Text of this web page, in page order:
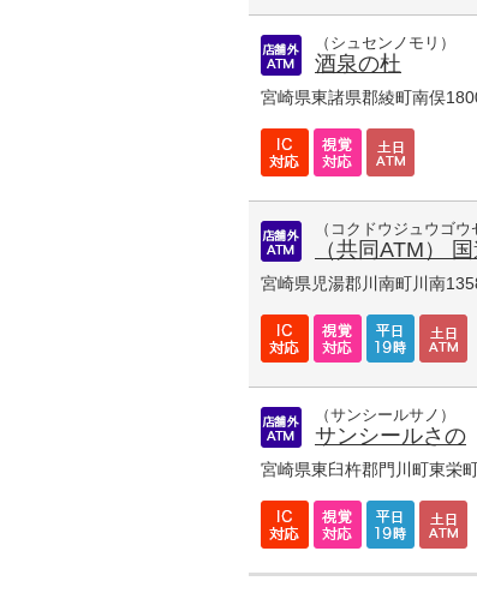
（シュセンノモリ）
酒泉の杜
宮崎県東諸県郡綾町南俣
（コクドウジュウゴ
（共同ATM）
宮崎県児湯郡川南町川南
（サンシールサノ）
サンシールさの
宮崎県東臼杵郡門川町東栄